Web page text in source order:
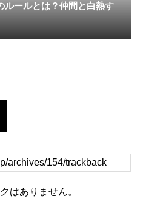
ルールとは？仲間と白熱す
はありません。